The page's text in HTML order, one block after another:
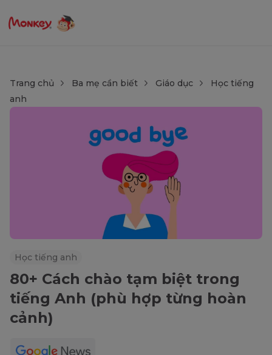
Trang chủ Ba mẹ cần biết Giáo dục
Học tiếng
anh
Học tiếng anh
80+ Cách chào tạm biệt trong
tiếng Anh (phù hợp từng hoàn
cảnh)